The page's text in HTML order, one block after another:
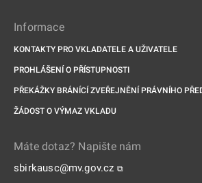
Informace
KONTAKTY PRO VKLADATELE A UŽIVATELE
PROHLÁŠENÍ O PŘÍSTUPNOSTI
PŘEKÁŽKY BRÁNÍCÍ ZVEŘEJNĚNÍ PRÁVNÍHO
ŽÁDOST O VÝMAZ VKLADU
Máte dotaz? Napište nám
sbirkausc@mv.gov.cz ⧉